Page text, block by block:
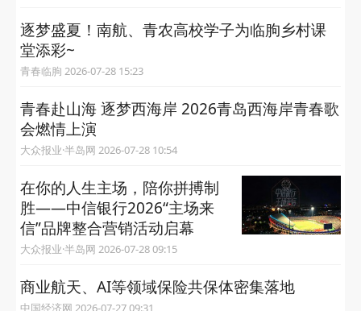
逐梦盛夏！南航、青农高校学子为临朐乡村课
堂添彩~
青春临朐 2026-07-28 15:23
青春赴山海 逐梦西海岸 2026青岛西海岸青春歌
会燃情上演
大众报业·半岛网 2026-07-28 10:54
在你的人生主场，陪你拼搏制
胜——中信银行2026“主场来
信”品牌整合营销活动启幕
大众报业·半岛网 2026-07-28 09:15
商业航天、AI等领域保险共保体密集落地
中国经济网 2026-07-27 09:31